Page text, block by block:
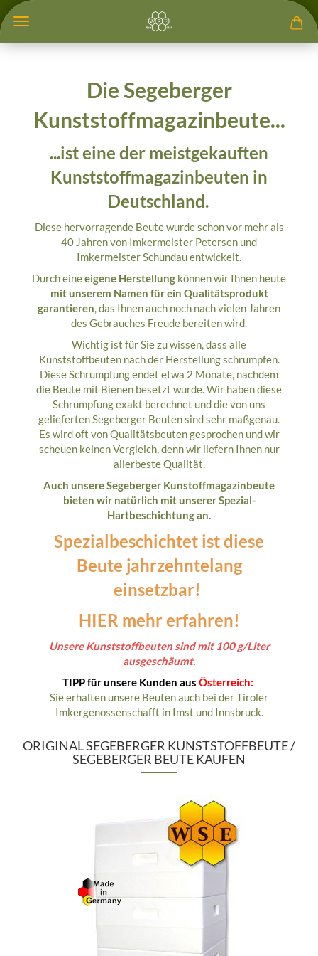
Die Segeberger
Kunststoffmagazinbeute...
...ist eine der meistgekauften
Kunststoffmagazinbeuten in
Deutschland.
Diese hervorragende Beute wurde schon vor mehr als
40 Jahren von Imkermeister Petersen und
Imkermeister Schundau entwickelt.
Durch eineeigene Herstellung können wir Ihnen heute
mit unserem Namen für ein Qualitätsprodukt
garantieren, das Ihnen auch noch nach vielen Jahren
des Gebrauches Freude bereiten wird.
Wichtig ist für Sie zu wissen, dass alle
Kunststoffbeuten nach der Herstellung schrumpfen.
Diese Schrumpfung endet etwa 2 Monate, nachdem
die Beute mit Bienen besetzt wurde. Wir haben diese
Schrumpfung exakt berechnet und die von uns
gelieferten Segeberger Beuten sind sehr maßgenau.
Es wird oft von Qualitätsbeuten gesprochen und wir
scheuen keinen Vergleich, denn wir liefern Ihnen nur
allerbeste Qualität.
Auch unsere Segeberger Kunstoffmagazinbeute
bieten wir natürlich mit unserer Spezial-
Hartbeschichtung an.
Spezialbeschichtet ist diese
Beute jahrzehntelang
einsetzbar!
HIER mehr erfahren!
Unsere Kunststoffbeuten sind mit 100 g/Liter
ausgeschäumt.
TIPP für unsere Kunden aus Österreich:
Sie erhalten unsere Beuten auch bei der Tiroler
Imkergenossenschafft in Imst und Innsbruck.
ORIGINAL SEGEBERGER KUNSTSTOFFBEUTE /
SEGEBERGER BEUTE KAUFEN